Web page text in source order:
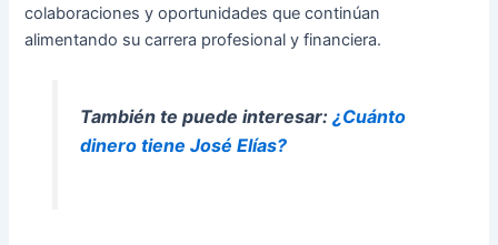
colaboraciones y oportunidades que continúan
alimentando su carrera profesional y financiera.
También te puede interesar: ¿Cuánto
dinero tiene José Elías?